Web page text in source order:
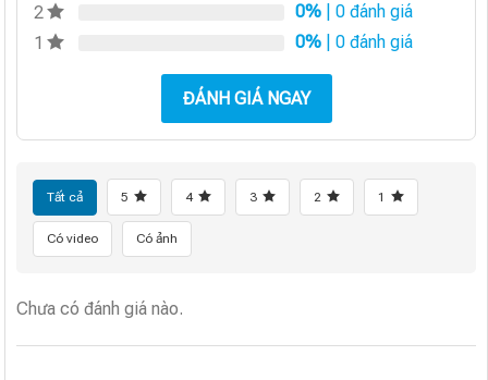
2
0% | 0 đánh giá
1
0% | 0 đánh giá
ĐÁNH GIÁ NGAY
Tất cả 5 4 3 2 1
Có video Có ảnh
Chưa có đánh giá nào.